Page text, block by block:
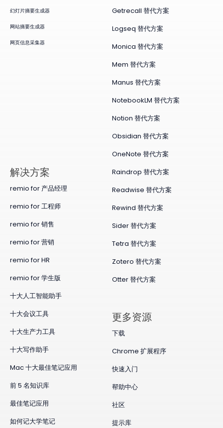
幻灯片摘要生成器
网站摘要生成器
网页信息采集器
Getrecall 替代方案
Logseq 替代方案
Monica 替代方案
Mem 替代方案
Manus 替代方案
NotebookLM 替代方案
Notion 替代方案
Obsidian 替代方案
OneNote 替代方案
Raindrop 替代方案
Readwise 替代方案
Rewind 替代方案
Sider 替代方案
Tetra 替代方案
Zotero 替代方案
Otter 替代方案
​解决方案
remio for 产品经理
remio for 工程师
remio for 销售
remio for 营销
remio for HR
remio for 学生版
十大人工智能助手
十大会议工具
十大生产力工具
十大写作助手
Mac 十大最佳笔记应用
前 5 名知识库
最佳笔记应用
如何记大学笔记
更多资源
下载
Chrome 扩展程序
快速入门
帮助中心
社区
提示库